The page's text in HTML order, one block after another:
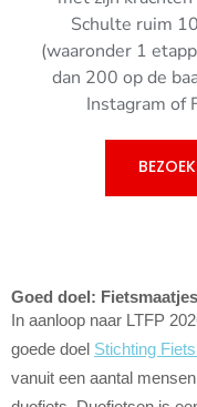
Schulte ruim
(waaronder 1
dan 200 op de
Instagram of
Goed doel:
In aanloop naar LTFP
goede doel Stichting
vanuit een aantal